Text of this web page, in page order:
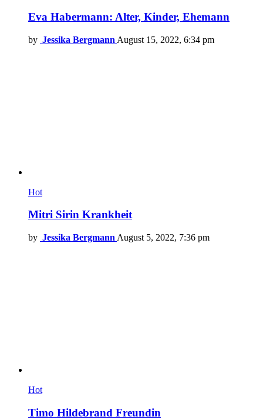
Eva Habermann: Alter, Kinder, Ehemann
by Jessika Bergmann August 15, 2022, 6:34 pm
Hot
Mitri Sirin Krankheit
by Jessika Bergmann August 5, 2022, 7:36 pm
Hot
Timo Hildebrand Freundin